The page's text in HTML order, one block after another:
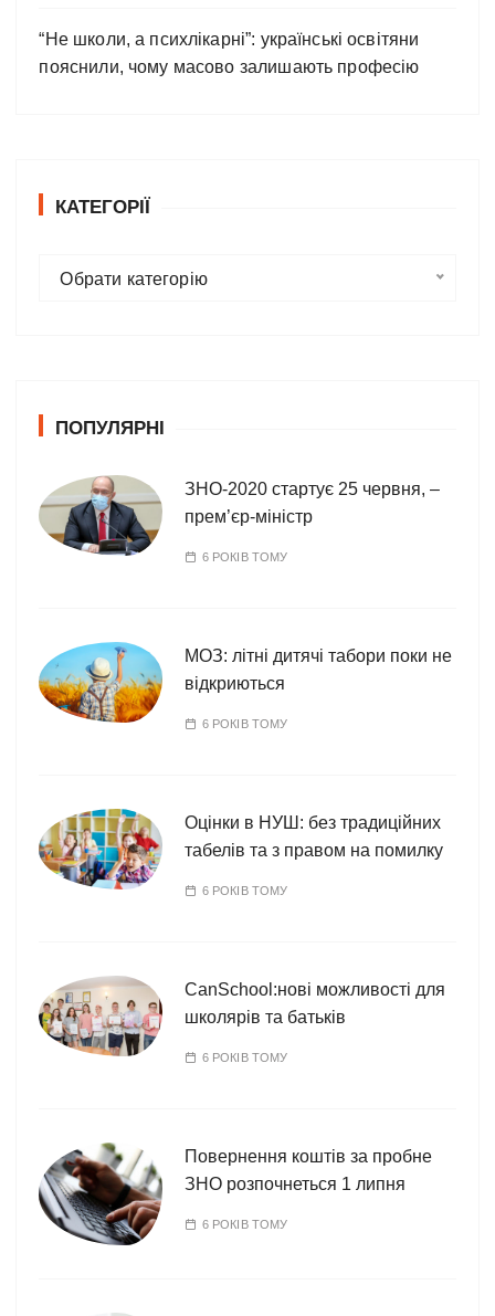
“Не школи, а психлікарні”: українські освітяни
пояснили, чому масово залишають професію
КАТЕГОРІЇ
р
Обрати категорію
ПОПУЛЯРНІ
ЗНО-2020 стартує 25 червня, –
прем’єр-міністр
6 РОКІВ ТОМУ
МОЗ: літні дитячі табори поки не
відкриються
6 РОКІВ ТОМУ
Оцінки в НУШ: без традиційних
табелів та з правом на помилку
6 РОКІВ ТОМУ
CanSchool:нові можливості для
школярів та батьків
6 РОКІВ ТОМУ
Повернення коштів за пробне
ЗНО розпочнеться 1 липня
6 РОКІВ ТОМУ